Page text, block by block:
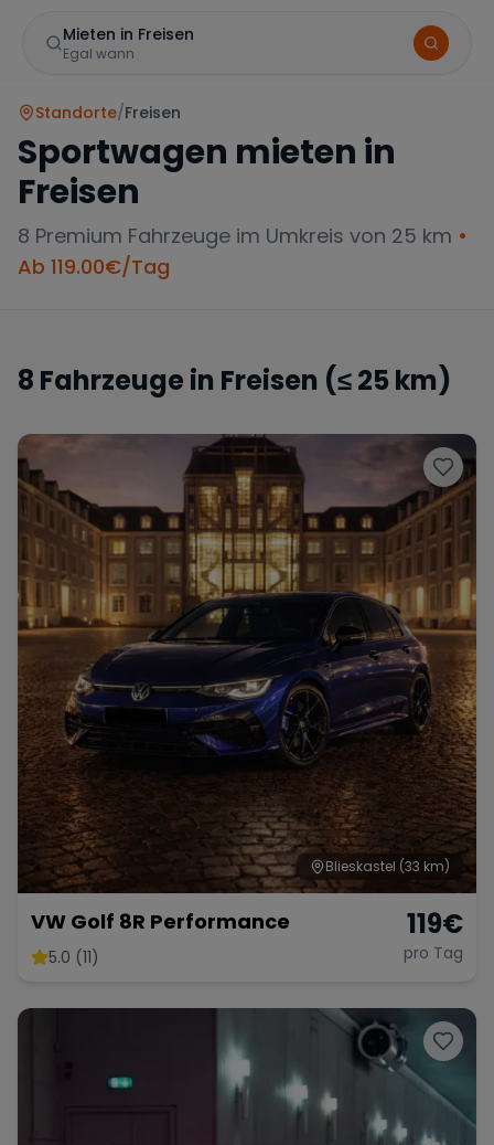
Mieten in Freisen
Egal wann
Porsche Lamborghini Ferrari
McLaren Jaguar
Tesla Chevrolet Dodge
Bentley Rolls Royce Aston Martin
Bugatti
Range Rover Corvette
Wann
Zeitraum wählen
Standorte/Freisen
Sportwagen mieten in
Freisen
8 Premium Fahrzeuge im Umkreis von 25 km •
Ab 119.00€/Tag
8 Fahrzeuge in Freisen (≤ 25 km)
Blieskastel (33 km)
VW Golf 8R Performance
5.0 (11)
119€
pro Tag